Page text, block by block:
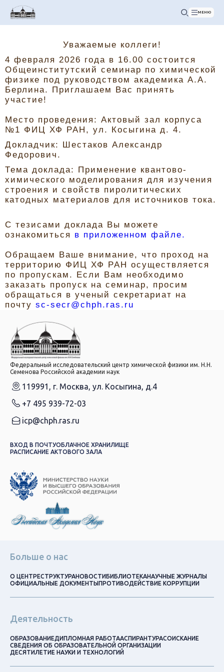
МЕНЮ
Уважаемые коллеги!
4 февраля 2026 года в 16.00 состоится
Общеинститутский семинар по химической
физике под руководством академика А.А.
Берлина. Приглашаем Вас принять
участие!
Место проведения: Актовый зал корпуса
№1 ФИЦ ХФ РАН, ул. Косыгина д. 4.
Докладчик: Шестаков Александр
Федорович.
Тема доклада: Применение квантово-
химического моделирования для изучения
строения и свойств пиролитических
катодных материалов для источников тока.
С тезисами доклада Вы можете
ознакомиться в приложенном файле.
Обращаем Ваше внимание, что проход на
территорию ФИЦ ХФ РАН осуществляется
по пропускам. Если Вам необходимо
заказать пропуск на семинар, просим
обращаться в ученый секретариат на
почту sc-secr@chph.ras.ru
Федеральный исследовательский центр химической физики им. Н.Н.
Семенова Российской академии наук
119991, г. Москва, ул. Косыгина, д.4
+7 495 939-72-03
icp@chph.ras.ru
ВХОД В ПОЧТУОБЛАЧНОЕ ХРАНИЛИЩЕ
РАСПИСАНИЕ АКТОВОГО ЗАЛА
Больше о нас
О ЦЕНТРЕСТРУКТУРАНОВОСТИБИБЛИОТЕКАНАУЧНЫЕ ЖУРНАЛЫ
ОФИЦИАЛЬНЫЕ ДОКУМЕНТЫПРОТИВОДЕЙСТВИЕ КОРРУПЦИИ
Деятельность
ОБРАЗОВАНИЕДИПЛОМНАЯ РАБОТААСПИРАНТУРАСОИСКАНИЕ
СВЕДЕНИЯ ОБ ОБРАЗОВАТЕЛЬНОЙ ОРГАНИЗАЦИИ
ДЕСЯТИЛЕТИЕ НАУКИ И ТЕХНОЛОГИЙ